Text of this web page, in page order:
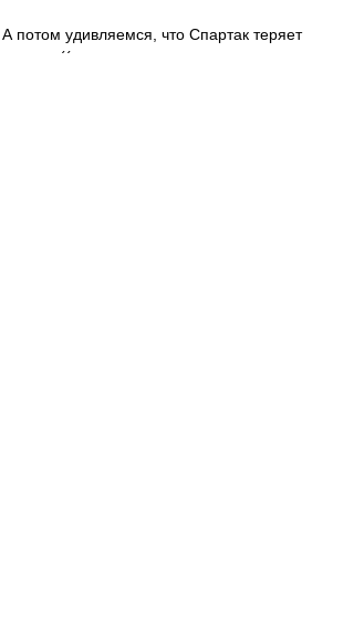
А потом удивляемся, что Спартак теряет
зрителя((